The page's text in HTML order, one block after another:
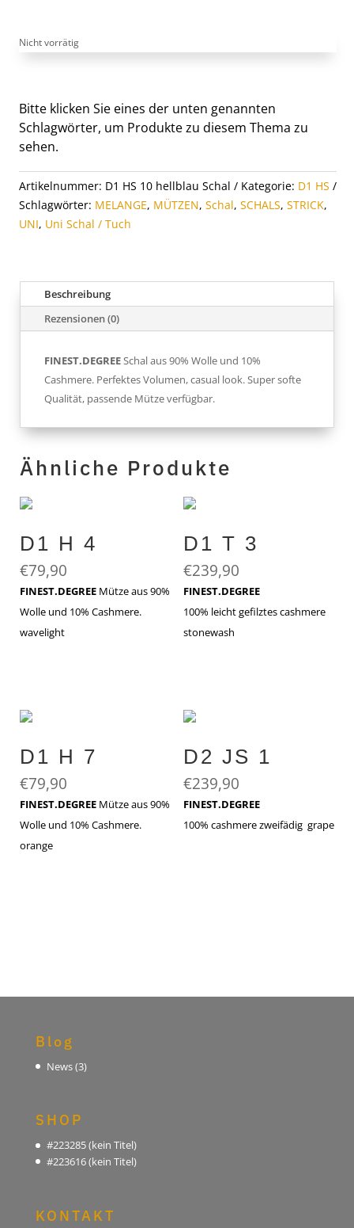
Nicht vorrätig
Bitte klicken Sie eines der unten genannten
Schlagwörter, um Produkte zu diesem Thema zu
sehen.
Artikelnummer: D1 HS 10 hellblau Schal Kategorie: D1 HS
Schlagwörter: MELANGE, MÜTZEN, Schal, SCHALS, STRICK,
UNI, Uni Schal / Tuch
Beschreibung
Rezensionen (0)
FINEST.DEGREESchal aus 90% Wolle und 10%
Cashmere. Perfektes Volumen, casual look. Super softe
Qualität, passende Mütze verfügbar.
Ähnliche Produkte
D1 H 4
€79,90
FINEST.DEGREE Mütze aus 90%
Wolle und 10% Cashmere.
wavelight
D1 T 3
€239,90
FINEST.DEGREE
100% leicht gefilztes cashmere
stonewash
D1 H 7
€79,90
FINEST.DEGREE Mütze aus 90%
Wolle und 10% Cashmere.
orange
D2 JS 1
€239,90
FINEST.DEGREE
100% cashmere zweifädig grape
Blog
News(3)
SHOP
#223285 (kein Titel)
#223616 (kein Titel)
KONTAKT